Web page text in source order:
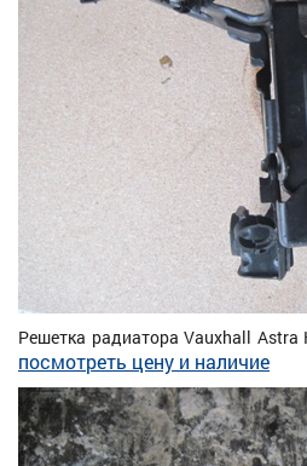
Решетка радиатора Vauxhall
посмотреть цену и наличие